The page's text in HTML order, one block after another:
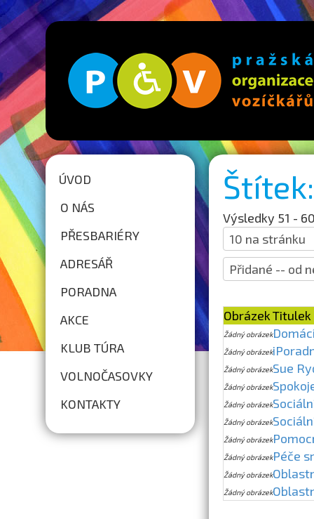
ÚVOD
O NÁS
PŘESBARIÉRY
ADRESÁŘ
PORADNA
AKCE
KLUB TÚRA
VOLNOČASOVKY
KONTAKTY
Výsledky 51 -
ObrázekTitulek
Žádný obrázek
Žádný obrázek
Žádný obrázekSue
Žádný obrázek
Žádný obrázek
Žádný obrázek
Žádný obrázek
Žádný obrázekPéče
Žádný obrázek
Žádný obrázek